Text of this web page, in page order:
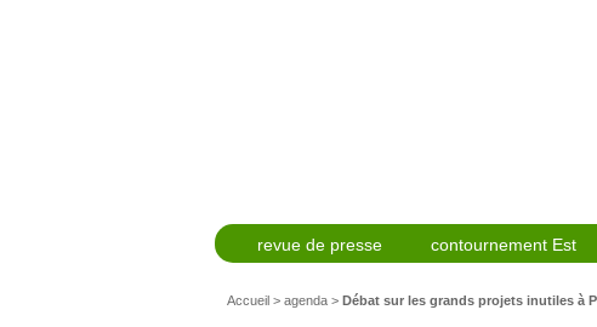
revue de presse contournement Est
Accueil > agenda > Débat sur les grands projets inutiles à